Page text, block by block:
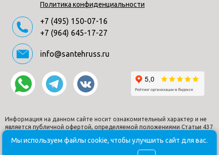
Политика конфиденциальности
+7 (495) 150-07-16
+7 (964) 645-17-27
info@santehruss.ru
Информация на данном сайте носит ознакомительный характер и не
является публичной офертой, определяемой положениями Статьи 437
© Santehruss.ru 2018-2026. Все права защищены. Все торговые
Мы используем файлы cookie, чтобы улучшить сайт для вас.